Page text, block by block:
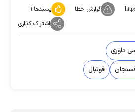
گزارش خطا پسندها:۱
اشتراک گذاری
داوری
فوتبال